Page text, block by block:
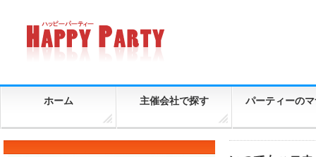
ホーム 主催会社で探す パーティーの